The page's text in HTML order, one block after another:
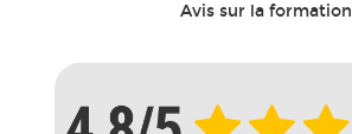
Avis sur la formation